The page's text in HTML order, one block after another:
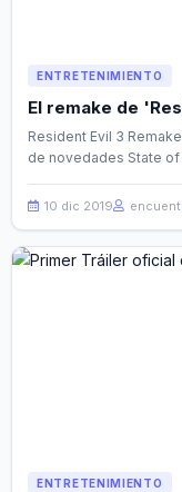
ENTRETENIMIENTO
El remake de
Resident Evil 3
de novedades State of
10 dic 2019
ENTRETENIMIENTO